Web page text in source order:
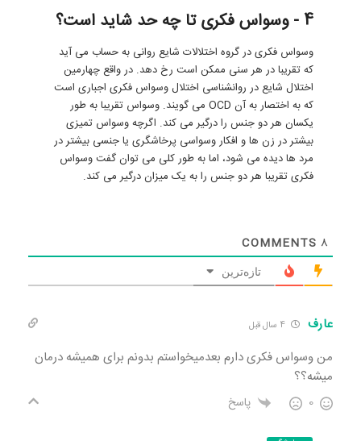
4 - وسواس فکری تا چه حد شاید است؟
وسواس فکری در گروه اختلالات شایع روانی به حساب می آید
که تقریبا در هر سنی ممکن است رخ دهد. در واقع چهارمین
اختلال شایع در روانشناسی اختلال وسواس فکری اجباری است
که به اختصار به آن OCD می گویند. وسواس تقریبا به طور
یکسان هر دو جنس را درگیر می کند. اگرچه وسواس تمیزی
بیشتر در زن ها و افکار وسواسی پرخاشگری یا جنسی بیشتر در
مرد ها دیده می شود، اما به طور کلی می توان گفت وسواس
فکری تقریبا هر دو جنس را به یک میزان درگیر می کند.
8
تازه‌ترین
عارف 4 سال قبل
من وسواس فکری دارم بعدمیخواستم بدونم برای همیشه درمان
میشه؟؟
0 پاسخ